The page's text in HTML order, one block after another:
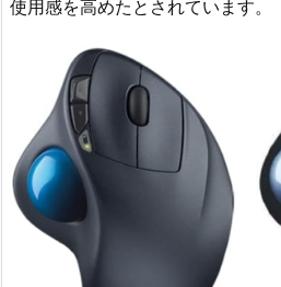
使用感を高めたとされています。